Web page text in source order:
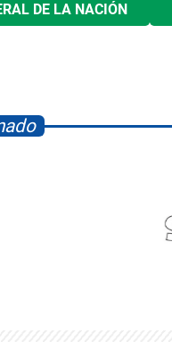
DE LA NACIÓN